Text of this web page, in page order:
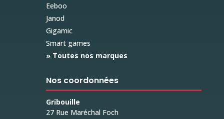
Eeboo
Janod
Gigamic
Smart games
» Toutes nos marques
Nos coordonnées
Gribouille
27 Rue Maréchal Foch